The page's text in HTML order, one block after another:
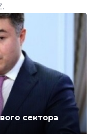
сектора